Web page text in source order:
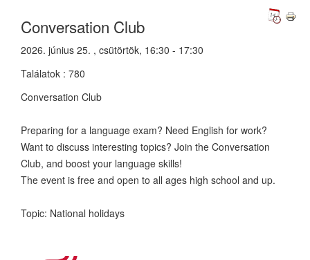
Conversation Club
2026. június 25. , csütörtök, 16:30 - 17:30
Találatok : 780
Conversation Club
Preparing for a language exam? Need English for work?
Want to discuss interesting topics? Join the Conversation
Club, and boost your language skills!
The event is free and open to all ages high school and up.
Topic: National holidays